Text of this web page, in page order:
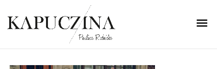
10 października 2020
obob-2
Written by